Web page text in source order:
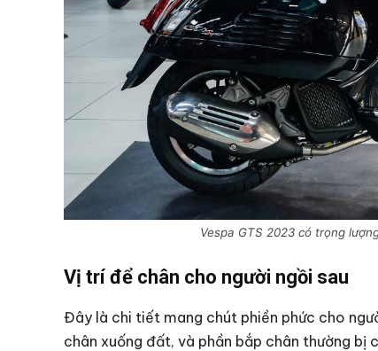
Vespa GTS 2023 có trọng
Vị trí để chân cho người ngồi sau
Đây là chi tiết mang chút phiền phức cho
chân xuống đất, và phần bắp chân thường bị